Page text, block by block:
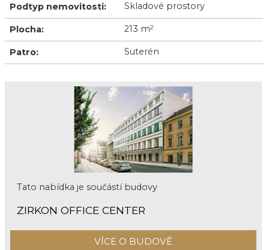
Podtyp nemovitosti: Skladové prostory
Plocha: 213 m2
Patro: Suterén
Tato nabídka je součástí budovy
ZIRKON OFFICE CENTER
VÍCE O BUDOVĚ